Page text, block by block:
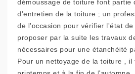
démoussage de toiture font partie
d’entretien de la toiture ; un
de l’occasion pour vérifier l'état
proposer par la suite les travaux
nécessaires pour une étanchéité
Pour un nettoyage de la toiture , il